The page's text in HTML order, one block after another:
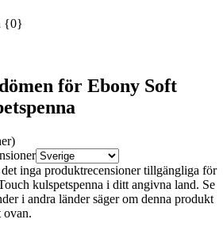
{0}
för Ebony Soft
inga produktrecensioner tillgängliga för
kulspetspenna i ditt angivna land. Se
i andra länder säger om denna produkt
ovan.